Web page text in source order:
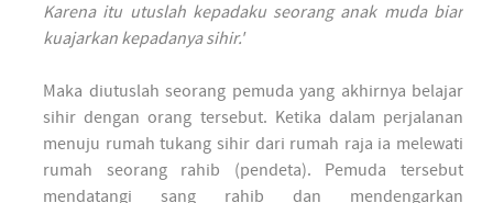
Karena itu utuslah kepadaku seorang anak muda biar
kuajarkan kepadanya sihir.'
Maka diutuslah seorang pemuda yang akhirnya belajar
sihir dengan orang tersebut. Ketika dalam perjalanan
menuju rumah tukang sihir dari rumah raja ia melewati
rumah seorang rahib (pendeta). Pemuda tersebut
mendatangi sang rahib dan mendengarkan